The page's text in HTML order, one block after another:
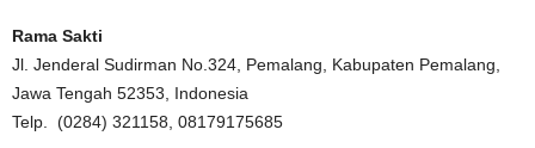
Rama Sakti
Jl. Jenderal Sudirman No.324, Pemalang, Kabupaten Pemalang,
Jawa Tengah 52353, Indonesia
Telp.
(0284) 321158, 08179175685